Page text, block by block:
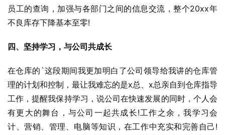
员工的查询，加强与各部门之间的信息交流，整个20xx年
不良库存下降基本至零!
四、坚持学习，与公司共成长
在仓库的`这段期间我更加明白了公司领导给我讲的仓库管
理的计划和控制，最让我难忘的是x总、x总亲自到仓库指导
工作，提醒我保持学习，说公司在快速发展的同时，个人会
有更大的舞台，与公司一起共成长!工作之余，我学习会
计、营销、管理、电脑等知识，在工作中充实和完善自己!